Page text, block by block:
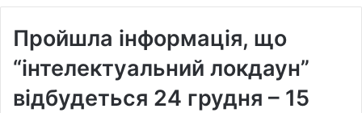
Пройшла інформація, що
“інтелектуальний локдаун”
відбудеться 24 грудня – 15